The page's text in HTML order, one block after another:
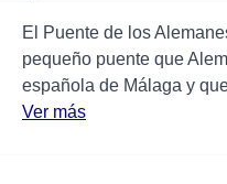
El Puente de los
pequeño puente que
española de Málaga y
Ver más